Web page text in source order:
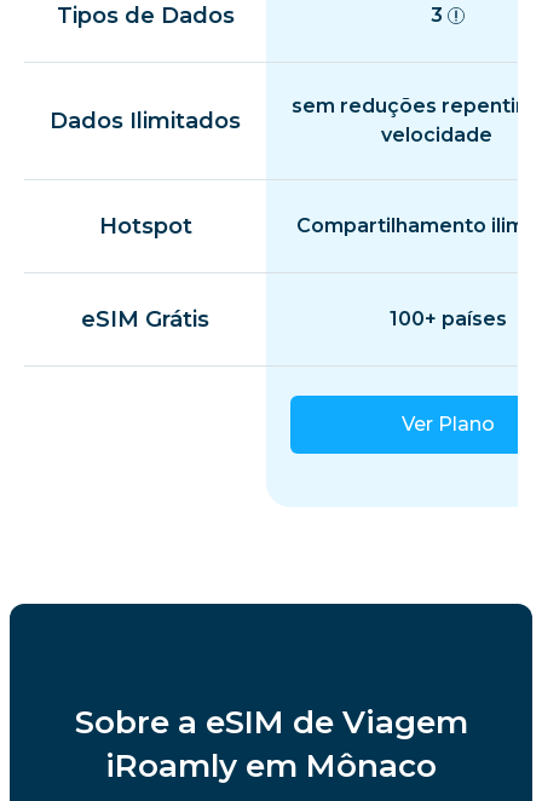
Tipos de Dados 3
Dados Ilimitados
sem reduções
velocidade
Hotspot Compartilhamento
eSIM Grátis 100+ países
Ver Plano
Sobre a eSIM de Viagem
iRoamly em Mônaco